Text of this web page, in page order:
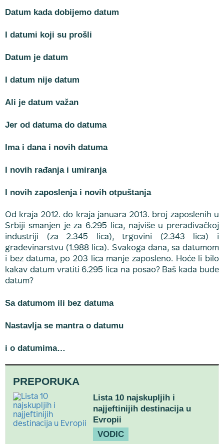
Datum kada dobijemo datum
I datumi koji su prošli
Datum je datum
I datum nije datum
Ali je datum važan
Jer od datuma do datuma
Ima i dana i novih datuma
I novih rađanja i umiranja
I novih zaposlenja i novih otpuštanja
Od kraja 2012. do kraja januara 2013. broj zaposlenih u
Srbiji smanjen je za 6.295 lica, najviše u prerađivačkoj
industriji (za 2.345 lica), trgovini (2.343 lica) i
građevinarstvu (1.988 lica). Svakoga dana, sa datumom
i bez datuma, po 203 lica manje zaposleno. Hoće li bilo
kakav datum vratiti 6.295 lica na posao? Baš kada bude
datum?
Sa datumom ili bez datuma
Nastavlja se mantra o datumu
i o datumima…
PREPORUKA
Lista 10 najskupljih i
najjeftinijih destinacija u
Evropii
VODIC